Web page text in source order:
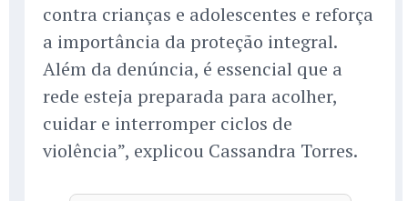
contra crianças e adolescentes e reforça
a importância da proteção integral.
Além da denúncia, é essencial que a
rede esteja preparada para acolher,
cuidar e interromper ciclos de
violência”, explicou Cassandra Torres.